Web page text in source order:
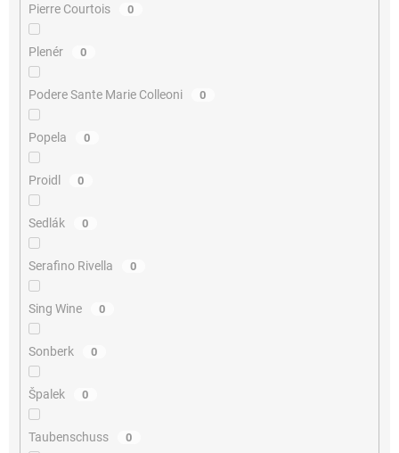
Pierre Courtois 0
Plenér 0
Podere Sante Marie Colleoni 0
Popela 0
Proidl 0
Sedlák 0
Serafino Rivella 0
Sing Wine 0
Sonberk 0
Špalek 0
Taubenschuss 0